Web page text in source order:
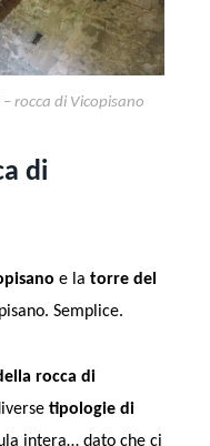
rocca di Vicopisano
di
e la torre del
Semplice.
rocca di
tipologie di
intera… dato che ci